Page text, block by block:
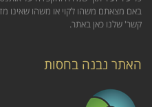
באם מצאתם משהו לקוי או משהו שאינו
קשר' שלנו כאן באתר.
האתר נבנה בחסות